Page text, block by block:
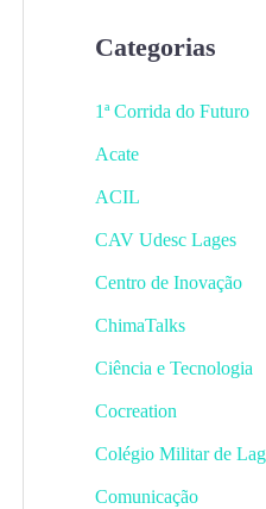
Categorias
1ª Corrida do Futuro
Acate
ACIL
CAV Udesc Lages
Centro de Inovação
ChimaTalks
Ciência e Tecnologia
Cocreation
Colégio Militar de
Comunicação